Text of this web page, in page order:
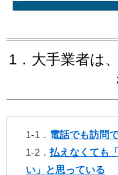
1．大手業者は
1-1． 電話でも訪問
1-2． 払えなくても
い」と思っている